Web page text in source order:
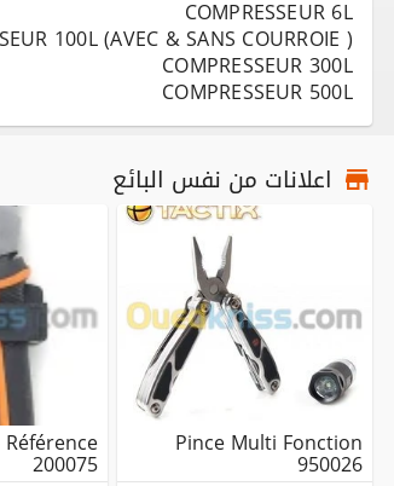
COMPRESSEUR 500L
اعلانات من نفس البائع
Pince Multi Fonction
950026
200075